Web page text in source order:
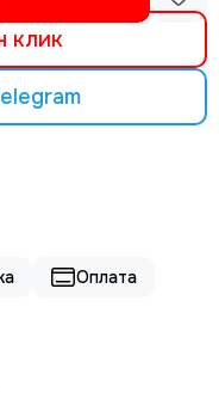
клик
Оплата